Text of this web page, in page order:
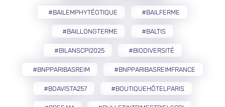
#BAILEMPHYTÉOTIQUE #BAILFERME
#BAILLONGTERME #BALTIS
#BILANSCPI2025 #BIODIVERSITÉ
#BNPPARIBASREIM #BNPPARIBASREIMFRANCE
#BOAVISTA257 #BOUTIQUEHÔTELPARIS